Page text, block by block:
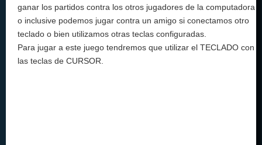
ganar los partidos contra los otros jugadores de la computadora
o inclusive podemos jugar contra un amigo si conectamos otro
teclado o bien utilizamos otras teclas configuradas.
Para jugar a este juego tendremos que utilizar el TECLADO con
las teclas de CURSOR.